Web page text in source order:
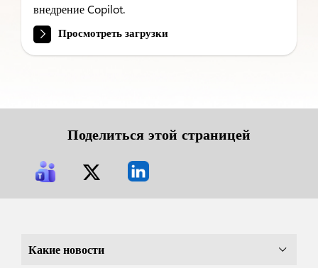
внедрение Copilot.
Просмотреть загрузки
Поделиться этой страницей
Какие новости